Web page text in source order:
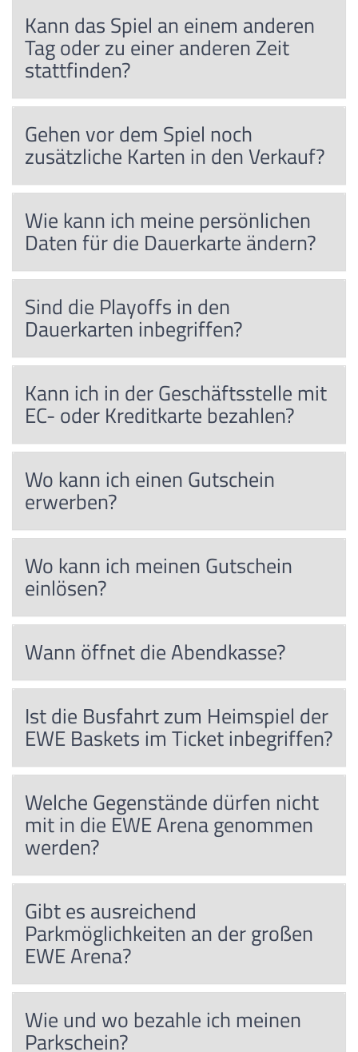
Kann das Spiel an einem anderen
Tag oder zu einer anderen Zeit
stattfinden?
Gehen vor dem Spiel noch
zusätzliche Karten in den Verkauf?
Wie kann ich meine persönlichen
Daten für die Dauerkarte ändern?
Sind die Playoffs in den
Dauerkarten inbegriffen?
Kann ich in der Geschäftsstelle mit
EC- oder Kreditkarte bezahlen?
Wo kann ich einen Gutschein
erwerben?
Wo kann ich meinen Gutschein
einlösen?
Wann öffnet die Abendkasse?
Ist die Busfahrt zum Heimspiel der
EWE Baskets im Ticket inbegriffen?
Welche Gegenstände dürfen nicht
mit in die EWE Arena genommen
werden?
Gibt es ausreichend
Parkmöglichkeiten an der großen
EWE Arena?
Wie und wo bezahle ich meinen
Parkschein?